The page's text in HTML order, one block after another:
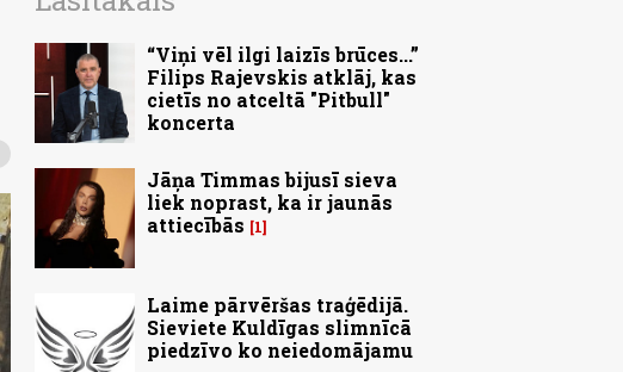
“Viņi vēl ilgi laizīs brūces...”
Filips Rajevskis atklāj, kas
cietīs no atceltā "Pitbull"
koncerta
Jāņa Timmas bijusī sieva
liek noprast, ka ir jaunās
attiecībās
1
Laime pārvēršas traģēdijā.
Sieviete Kuldīgas slimnīcā
piedzīvo ko neiedomājamu